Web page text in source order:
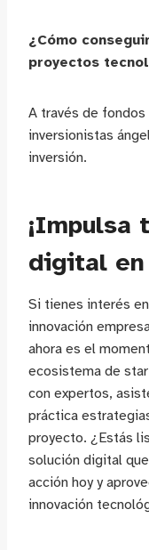
¿Cómo
proyectos
A través de
inversionistas
inversión.
¡Impulsa
digital en
Si tienes interés
innovación
ahora es el
ecosistema de
con expertos,
práctica
proyecto. ¿Estás
solución digital
acción hoy y
innovación